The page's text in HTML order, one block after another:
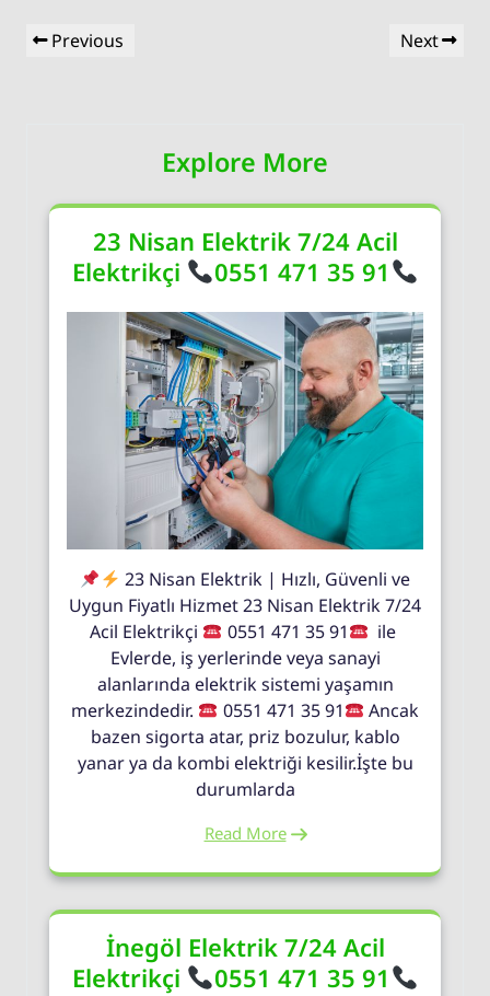
Yazı
gezinmesi
Previous
Previous
Next
Next
Explore More
23 Nisan Elektrik 7/24 Acil
Elektrikçi
0551 471 35 91
23 Nisan Elektrik | Hızlı, Güvenli ve
Uygun Fiyatlı Hizmet 23 Nisan Elektrik 7/24
Acil Elektrikçi
0551 471 35 91
ile
Evlerde, iş yerlerinde veya sanayi
alanlarında elektrik sistemi yaşamın
merkezindedir.
0551 471 35 91
Ancak
bazen sigorta atar, priz bozulur, kablo
yanar ya da kombi elektriği kesilir.İşte bu
durumlarda
Read More
İnegöl Elektrik 7/24 Acil
Elektrikçi
0551 471 35 91